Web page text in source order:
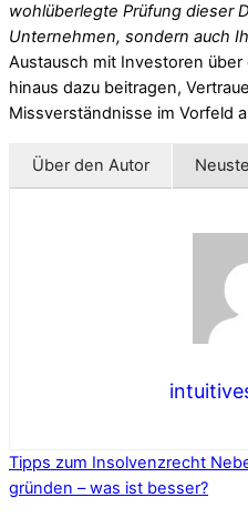
wohlüberlegte Prüfung dieser
Unternehmen, sondern auch
Austausch mit Investoren
hinaus dazu beitragen,
Missverständnisse im Vorfeld
Über den Autor
Tipps zum Insolvenzrecht
gründen – was ist besser?